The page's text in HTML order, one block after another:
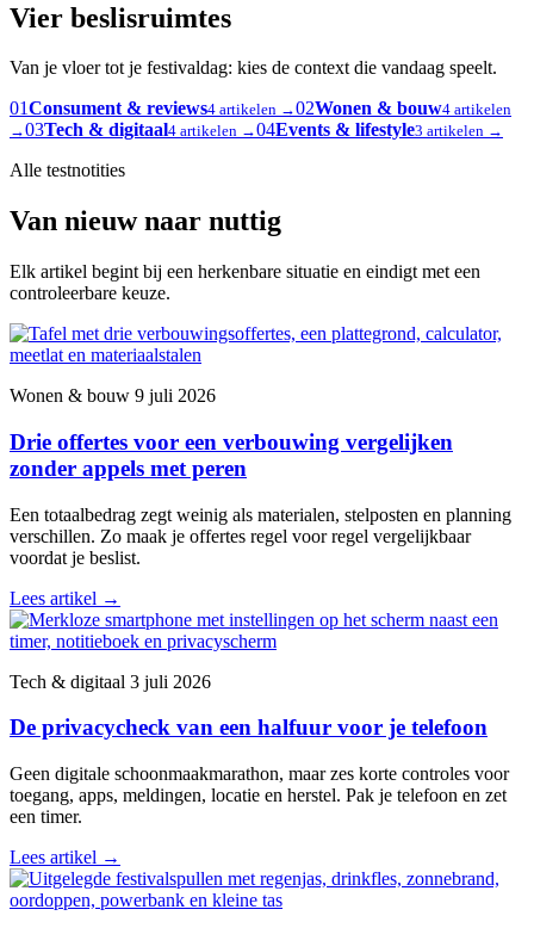
Vier beslisruimtes
Van je vloer tot je festivaldag: kies de context die vandaag speelt.
01Consument & reviews4 artikelen →02Wonen & bouw4 artikelen
→03Tech & digitaal4 artikelen →04Events & lifestyle3 artikelen →
Alle testnotities
Van nieuw naar nuttig
Elk artikel begint bij een herkenbare situatie en eindigt met een
controleerbare keuze.
Wonen & bouw 9 juli 2026
Drie offertes voor een verbouwing vergelijken
zonder appels met peren
Een totaalbedrag zegt weinig als materialen, stelposten en planning
verschillen. Zo maak je offertes regel voor regel vergelijkbaar
voordat je beslist.
Lees artikel →
Tech & digitaal 3 juli 2026
De privacycheck van een halfuur voor je telefoon
Geen digitale schoonmaakmarathon, maar zes korte controles voor
toegang, apps, meldingen, locatie en herstel. Pak je telefoon en zet
een timer.
Lees artikel →